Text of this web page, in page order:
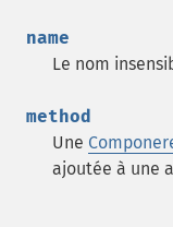
name
Le nom
method
Une
ajoutée à une